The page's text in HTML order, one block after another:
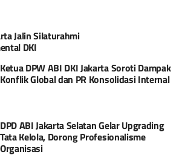
Jalin Silaturahmi
DKI
Ketua DPW ABI DKI Jakarta Soroti Dampak
Konflik Global dan PR Konsolidasi Internal
DPD ABI Jakarta Selatan Gelar Upgrading
Tata Kelola, Dorong Profesionalisme
Organisasi